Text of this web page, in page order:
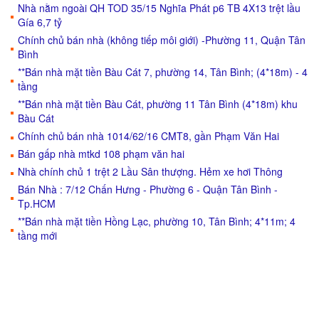
Nhà nằm ngoài QH TOD 35/15 Nghĩa Phát p6 TB 4X13 trệt lầu
Gía 6,7 tỷ
Chính chủ bán nhà (không tiếp môi giới) -Phường 11, Quận Tân
Bình
**Bán nhà mặt tiền Bàu Cát 7, phường 14, Tân Bình; (4*18m) - 4
tầng
**Bán nhà mặt tiền Bàu Cát, phường 11 Tân Bình (4*18m) khu
Bàu Cát
Chính chủ bán nhà 1014/62/16 CMT8, gần Phạm Văn Hai
Bán gấp nhà mtkd 108 phạm văn hai
Nhà chính chủ 1 trệt 2 Lầu Sân thượng. Hẻm xe hơi Thông
Bán Nhà : 7/12 Chấn Hưng - Phường 6 - Quận Tân Bình -
Tp.HCM
**Bán nhà mặt tiền Hồng Lạc, phường 10, Tân Bình; 4*11m; 4
tầng mới